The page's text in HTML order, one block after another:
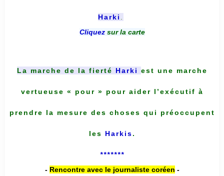
Harki
Cliquez sur la carte
La marche de la fierté Harki est une marche
vertueuse « pour » pour aider l’exécutif à
prendre la mesure des choses qui préoccupent
les Harkis.
*******
- Rencontre avec le journaliste coréen -